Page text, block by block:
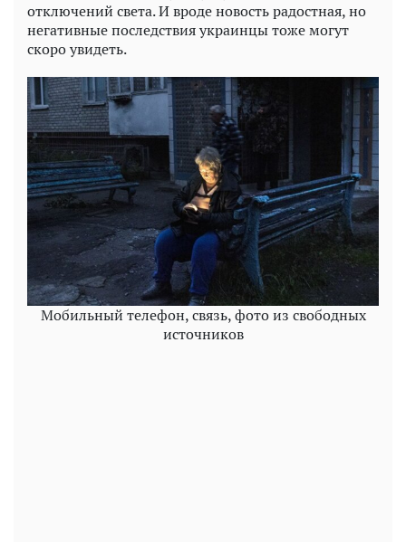
отключений света. И вроде новость радостная, но
негативные последствия украинцы тоже могут
скоро увидеть.
Мобильный телефон, связь, фото из свободных
источников